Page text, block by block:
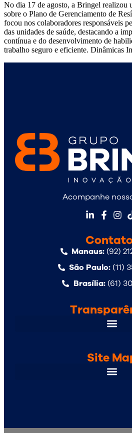
No dia 17 de agosto, a Bringel realizou
sobre o Plano de Gerenciamento de
focou nos colaboradores responsáveis
das unidades de saúde, destacando a
contínua e do desenvolvimento de
trabalho seguro e eficiente. Dinâmicas
Acompanhe
Site
Manaus:(92)
São Paulo:(11)
Brasília:(61)